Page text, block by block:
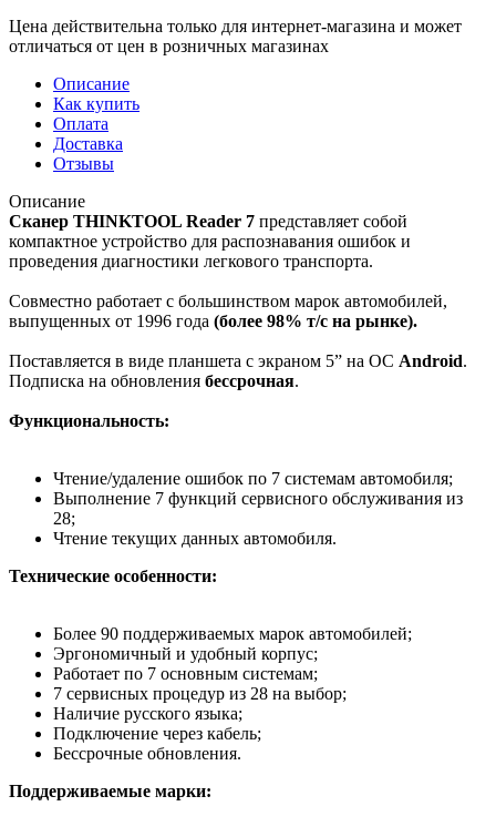
Цена действительна только для интернет-магазина и может
отличаться от цен в розничных магазинах
Описание
Как купить
Оплата
Доставка
Отзывы
Описание
Сканер THINKTOOL Reader 7 представляет собой
компактное устройство для распознавания ошибок и
проведения диагностики легкового транспорта.
Совместно работает с большинством марок автомобилей,
выпущенных от 1996 года (более 98% т/с на рынке).
Поставляется в виде планшета с экраном 5” на ОС Android.
Подписка на обновления бессрочная.
Функциональность:
Чтение/удаление ошибок по 7 системам автомобиля;
Выполнение 7 функций сервисного обслуживания из
28;
Чтение текущих данных автомобиля.
Технические особенности:
Более 90 поддерживаемых марок автомобилей;
Эргономичный и удобный корпус;
Работает по 7 основным системам;
7 сервисных процедур из 28 на выбор;
Наличие русского языка;
Подключение через кабель;
Бессрочные обновления.
Поддерживаемые марки: